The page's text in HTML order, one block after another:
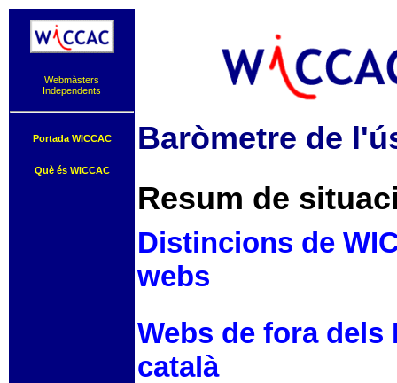
Webmàsters
Independents
Portada WICCAC
Què és WICCAC
Baròmetre de
Resum de
Distincions de
webs
Webs de fora dels
català